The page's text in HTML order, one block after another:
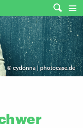
© cydonna | photocase.de